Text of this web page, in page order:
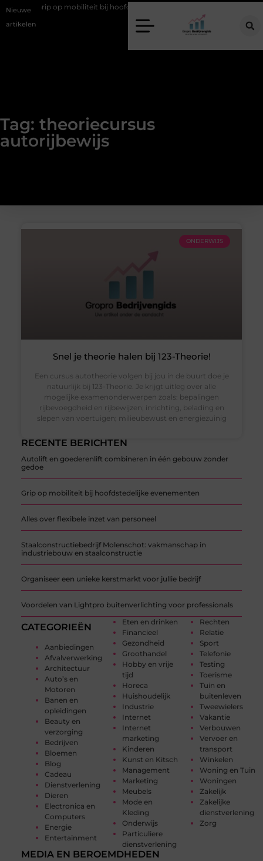
Nieuwe
artikelen
Grip op mobiliteit bij hoofdstedelijke evenementen
Tag: theoriecursus
autorijbewijs
RECENTE BERICHTEN
Autolift en goederenlift combineren in één gebouw zonder
gedoe
Grip op mobiliteit bij hoofdstedelijke evenementen
Alles over flexibele inzet van personeel
Staalconstructiebedrijf Molenschot: vakmanschap in
industriebouw en staalconstructie
Organiseer een unieke kerstmarkt voor jullie bedrijf
Voordelen van Lightpro buitenverlichting voor professionals
CATEGORIEËN
Aanbiedingen
Afvalverwerking
Architectuur
Auto’s en
Motoren
Banen en
opleidingen
Beauty en
verzorging
Bedrijven
Bloemen
Blog
Cadeau
Dienstverlening
Dieren
Electronica en
Computers
Energie
Entertainment
Eten en drinken
Financieel
Gezondheid
Groothandel
Hobby en vrije
tijd
Horeca
Huishoudelijk
Industrie
Internet
Internet
marketing
Kinderen
Kunst en Kitsch
Management
Marketing
Meubels
Mode en
Kleding
Onderwijs
Particuliere
dienstverlening
Rechten
Relatie
Sport
Telefonie
Testing
Toerisme
Tuin en
buitenleven
Tweewielers
Vakantie
Verbouwen
Vervoer en
transport
Winkelen
Woning en Tuin
Woningen
Zakelijk
Zakelijke
dienstverlening
Zorg
MEDIA EN BEROEMDHEDEN
ONDERWIJS
Snel je theorie halen bij 123-Theorie!
Een cursus autotheorie volgen bij jou in de buurt doe je
natuurlijk bij 123-Theorie. Je krijgt uitleg over alle
mogelijke examenonderwerpen zoals: bepalingen
rijbevoegdheid en rijbewijzen; inrichting, belading en
slepen van voertuigen; milieubewust en energiezuinig